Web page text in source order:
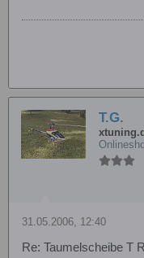
T.G.
31.05.2006, 12:40
Re: Taumelscheibe T